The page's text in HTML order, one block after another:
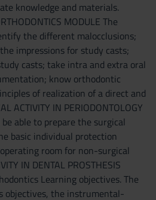
knowledge and materials.
MODULE The
the different malocclusions;
impressions for study casts;
casts; take intra and extra oral
know orthodontic
of realization of a direct and
ACTIVITY IN PERIODONTOLOGY
able to prepare the surgical
basic individual protection
room for non-surgical
IN DENTAL PROSTHESIS
Learning objectives. The
objectives, the instrumental-